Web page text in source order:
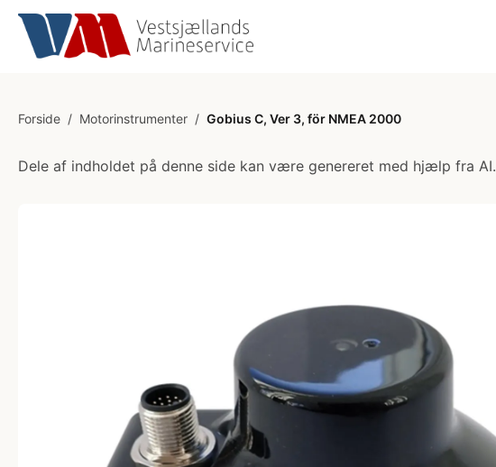
Forside / Motorinstrumenter / Gobius C, Ver 3, för NMEA 2000
Dele af indholdet på denne side kan være genereret med hjælp fra AI.